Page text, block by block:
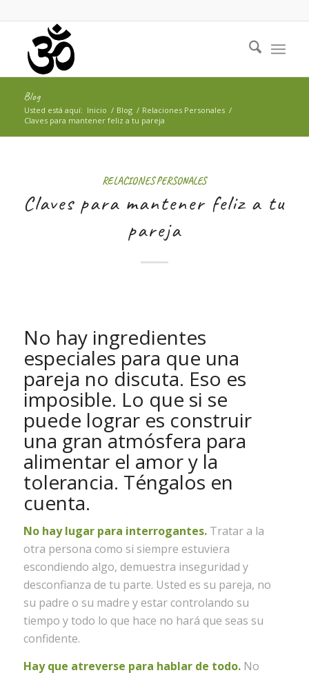
Blog
Usted está aquí: Inicio / Blog / Relaciones Personales /
Claves para mantener feliz a tu pareja
RELACIONES PERSONALES
Claves para mantener feliz a tu
pareja
No hay ingredientes
especiales para que una
pareja no discuta. Eso es
imposible. Lo que si se
puede lograr es construir
una gran atmósfera para
alimentar el amor y la
tolerancia. Téngalos en
cuenta.
No hay lugar para interrogantes.Tratar a la
otra persona como si siempre estuviera
escondiendo algo, demuestra inseguridad y
desconfianza de tu parte. Usted es su pareja, no
su padre o su madre y estar controlando su
tiempo y todo lo que hace no hará que seas su
confidente.
Hay que atreverse para hablar de todo.No